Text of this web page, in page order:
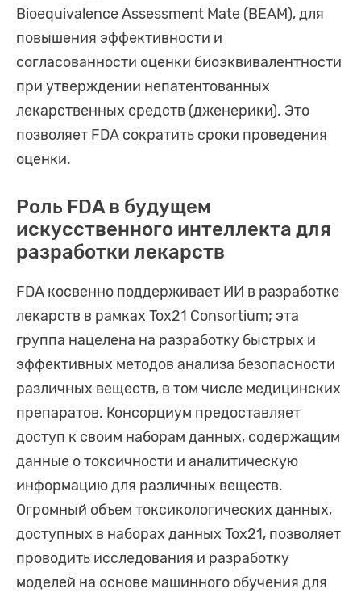
Bioequivalence Assessment Mate (BEAM), для
повышения эффективности и
согласованности оценки биоэквивалентности
при утверждении непатентованных
лекарственных средств (дженерики). Это
позволяет FDA сократить сроки проведения
оценки.
Роль FDA в будущем
искусственного интеллекта для
разработки лекарств
FDA косвенно поддерживает ИИ в разработке
лекарств в рамках Tox21 Consortium; эта
группа нацелена на разработку быстрых и
эффективных методов анализа безопасности
различных веществ, в том числе медицинских
препаратов. Консорциум предоставляет
доступ к своим наборам данных, содержащим
данные о токсичности и аналитическую
информацию для различных веществ.
Огромный объем токсикологических данных,
доступных в наборах данных Tox21, позволяет
проводить исследования и разработку
моделей на основе машинного обучения для